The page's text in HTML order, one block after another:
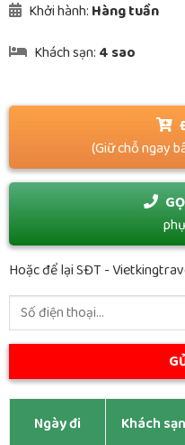
Khởi hành: Hàng tuần
Khách sạn: 4 sao
(Giữ chỗ ngay
Hoặc để lại SĐT -
Ngày đi Khách sạn